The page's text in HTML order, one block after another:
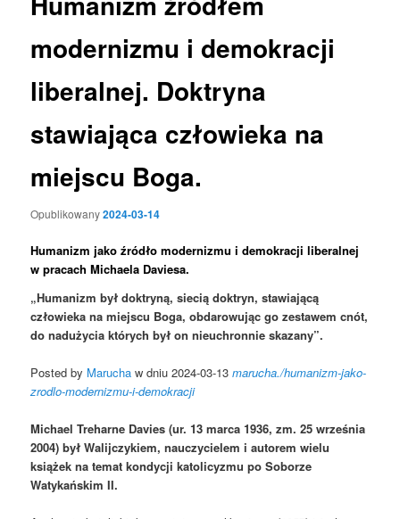
modernizmu i demokracji
liberalnej. Doktryna
stawiająca człowieka na
miejscu Boga.
Opublikowany2024-03-14
Humanizm jako źródło modernizmu i demokracji liberalnej
w pracach Michaela Daviesa.
„Humanizm był doktryną, siecią doktryn, stawiającą
człowieka na miejscu Boga, obdarowując go zestawem cnót,
do nadużycia których był on nieuchronnie skazany”.
Posted by Marucha w dniu 2024-03-13marucha./humanizm-jako-
zrodlo-modernizmu-i-demokracji
Michael Treharne Davies (ur. 13 marca 1936, zm. 25 września
2004) był Walijczykiem, nauczycielem i autorem wielu
książek na temat kondycji katolicyzmu po Soborze
Watykańskim II.